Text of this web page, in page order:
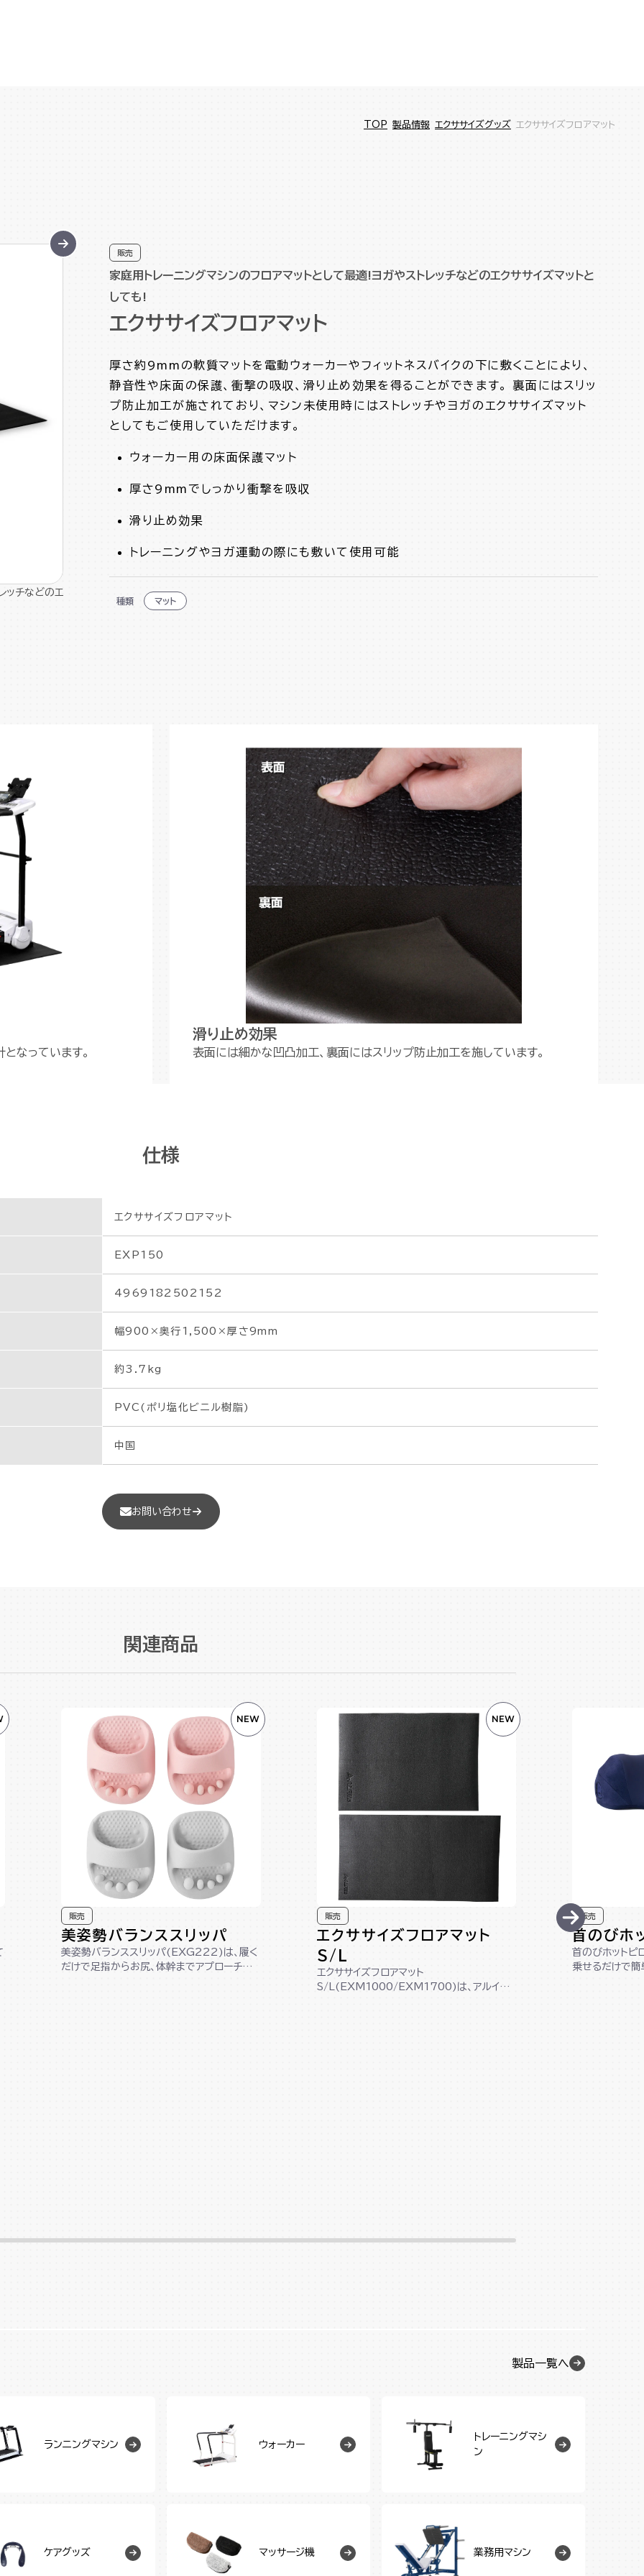
TOP 製品情報 エクササイズグッズ エクササイズフロアマット
販売
家庭用トレーニングマシンのフロアマットとして最適!ヨガやストレッチなどのエクササイズマットと
しても!
エクササイズフロアマット
ッチなどのエ
厚さ約9mmの軟質マットを電動ウォーカーやフィットネスバイクの下に敷くことにより、
静音性や床面の保護、衝撃の吸収、滑り止め効果を得ることができます。 裏面にはスリッ
プ防止加工が施されており、マシン未使用時にはストレッチやヨガのエクササイズマット
としてもご使用していただけます。
ウォーカー用の床面保護マット
厚さ9mmでしっかり衝撃を吸収
滑り止め効果
トレーニングやヨガ運動の際にも敷いて使用可能
種類 マット
なっています。
滑り止め効果
表面には細かな凹凸加工、裏面にはスリップ防止加工を施しています。
仕様
エクササイズフロアマット
EXP150
4969182502152
幅900×奥行1,500×厚さ9mm
約3.7kg
PVC(ポリ塩化ビニル樹脂)
中国
お問い合わせ
関連商品
販売
美姿勢バランススリッパ
美姿勢バランススリッパ(EXG222)は、履く
だけで足指からお尻、体幹までアプローチし、
NEW
販売
エクササイズフロアマット
S/L
エクササイズフロアマット
S/L(EXM1000/EXM1700)は、アルイン
NEW
販売
首のびホ
首のびホット
乗せるだけで簡
製品一覧へ
ランニングマシン ウォーカー
トレーニングマシ
ン
ケアグッズ マッサージ機 業務用マシン